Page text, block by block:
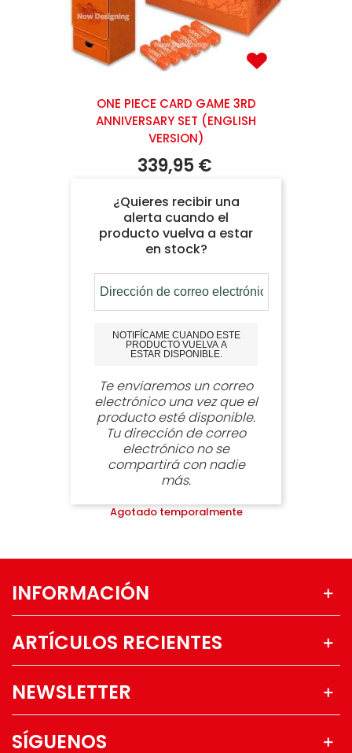
ONE PIECE CARD GAME 3RD
ANNIVERSARY SET (ENGLISH
VERSION)
339,95 €
¿Quieres recibir una
alerta cuando el
producto vuelva a estar
en stock?
NOTIFÍCAME CUANDO ESTE
PRODUCTO VUELVA A
ESTAR DISPONIBLE.
Te enviaremos un correo
electrónico una vez que el
producto esté disponible.
Tu dirección de correo
electrónico no se
compartirá con nadie
más.
Agotado temporalmente
INFORMACIÓN
ARTÍCULOS RECIENTES
NEWSLETTER
SÍGUENOS